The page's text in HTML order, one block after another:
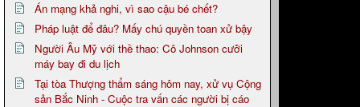
Án mạng khả nghi, vì sao cậu bé chết?
Pháp luật để đâu? Mấy chú quyền toan xử bậy
Người Âu Mỹ với thề thao: Cô Johnson cưỡi
máy bay đi du lịch
Tại tòa Thượng thẩm sáng hôm nay, xử vụ Cộng
sản Bắc Ninh - Cuộc tra vấn các người bị cáo